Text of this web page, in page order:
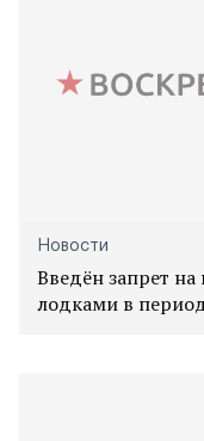
Новости
Введён запрет
лодками в